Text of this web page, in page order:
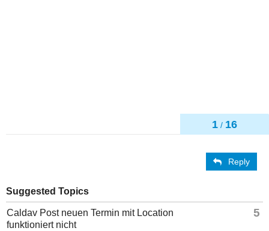
1 / 16
Reply
Suggested Topics
Caldav Post neuen Termin mit Location
funktioniert nicht
5